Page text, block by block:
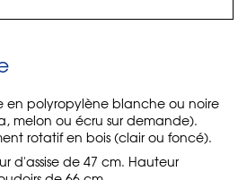
en polyropylène blanche ou noire
melon ou écru sur demande).
rotatif en bois (clair ou foncé).
d'assise de 47 cm. Hauteur